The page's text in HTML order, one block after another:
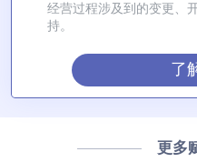
经营过程涉及到的变更、
持。
了
更多